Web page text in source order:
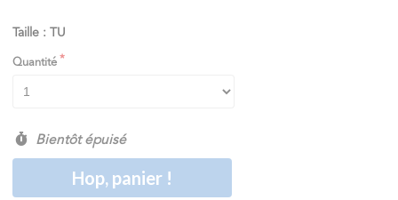
Taille : TU
Quantité
Bientôt épuisé
Hop, panier !